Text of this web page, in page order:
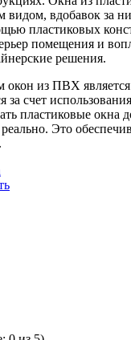
вдобавок за
пластиковых
помещения и
решения.
из ПВХ является
за счет
пластиковые окна
Это